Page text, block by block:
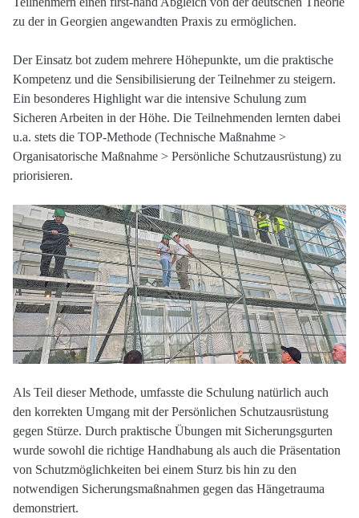
zu der in Georgien angewandten Praxis zu ermöglichen.
Der Einsatz bot zudem mehrere Höhepunkte, um die praktische
Kompetenz und die Sensibilisierung der Teilnehmer zu steigern.
Ein besonderes Highlight war die intensive Schulung zum
Sicheren Arbeiten in der Höhe. Die Teilnehmenden lernten dabei
u.a. stets die TOP-Methode (Technische Maßnahme >
Organisatorische Maßnahme > Persönliche Schutzausrüstung) zu
priorisieren.
Als Teil dieser Methode, umfasste die Schulung natürlich auch
den korrekten Umgang mit der Persönlichen Schutzausrüstung
gegen Stürze. Durch praktische Übungen mit Sicherungsgurten
wurde sowohl die richtige Handhabung als auch die Präsentation
von Schutzmöglichkeiten bei einem Sturz bis hin zu den
notwendigen Sicherungsmaßnahmen gegen das Hängetrauma
demonstriert.